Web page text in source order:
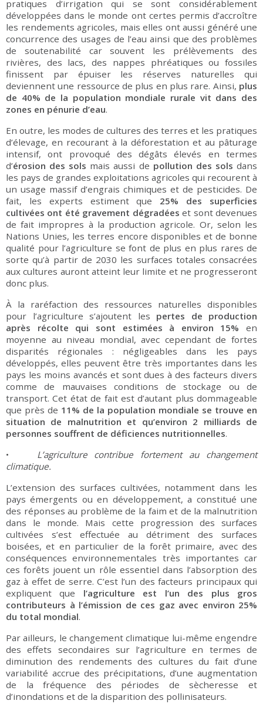
pratiques d’irrigation qui se sont considérablement
développées dans le monde ont certes permis d’accroître
les rendements agricoles, mais elles ont aussi généré une
concurrence des usages de l’eau ainsi que des problèmes
de soutenabilité car souvent les prélèvements des
rivières, des lacs, des nappes phréatiques ou fossiles
finissent par épuiser les réserves naturelles qui
deviennent une ressource de plus en plus rare. Ainsi, plus
de 40% de la population mondiale rurale vit dans des
zones en pénurie d’eau.
En outre, les modes de cultures des terres et les pratiques
d’élevage, en recourant à la déforestation et au pâturage
intensif, ont provoqué des dégâts élevés en termes
d’érosion des sols mais aussi de pollution des sols dans
les pays de grandes exploitations agricoles qui recourent à
un usage massif d’engrais chimiques et de pesticides. De
fait, les experts estiment que 25% des superficies
cultivées ont été gravement dégradées et sont devenues
de fait impropres à la production agricole. Or, selon les
Nations Unies, les terres encore disponibles et de bonne
qualité pour l’agriculture se font de plus en plus rares de
sorte qu’à partir de 2030 les surfaces totales consacrées
aux cultures auront atteint leur limite et ne progresseront
donc plus.
À la raréfaction des ressources naturelles disponibles
pour l’agriculture s’ajoutent les pertes de production
après récolte qui sont estimées à environ 15% en
moyenne au niveau mondial, avec cependant de fortes
disparités régionales : négligeables dans les pays
développés, elles peuvent être très importantes dans les
pays les moins avancés et sont dues à des facteurs divers
comme de mauvaises conditions de stockage ou de
transport. Cet état de fait est d’autant plus dommageable
que près de 11% de la population mondiale se trouve en
situation de malnutrition et qu’environ 2 milliards de
personnes souffrent de déficiences nutritionnelles.
•
L’agriculture contribue fortement au changement
climatique.
L’extension des surfaces cultivées, notamment dans les
pays émergents ou en développement, a constitué une
des réponses au problème de la faim et de la malnutrition
dans le monde. Mais cette progression des surfaces
cultivées s’est effectuée au détriment des surfaces
boisées, et en particulier de la forêt primaire, avec des
conséquences environnementales très importantes car
ces forêts jouent un rôle essentiel dans l’absorption des
gaz à effet de serre. C’est l’un des facteurs principaux qui
expliquent que l’agriculture est l’un des plus gros
contributeurs à l’émission de ces gaz avec environ 25%
du total mondial.
Par ailleurs, le changement climatique lui-même engendre
des effets secondaires sur l’agriculture en termes de
diminution des rendements des cultures du fait d’une
variabilité accrue des précipitations, d’une augmentation
de la fréquence des périodes de sècheresse et
d’inondations et de la disparition des pollinisateurs.